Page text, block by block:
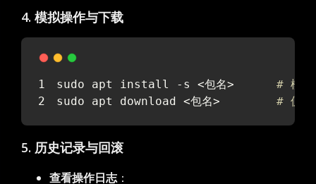
4. 模拟操作与下载
sudo apt install -s <包名> # 模
sudo apt download <包名> # 仅下
5. 历史记录与回滚
查看操作日志：